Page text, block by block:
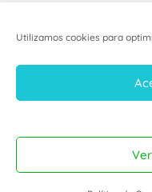
Utilizamos cookies para